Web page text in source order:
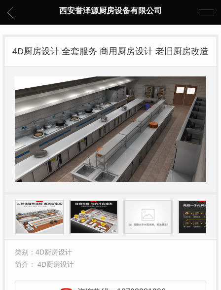
西安誉泽源厨房设备有限公司
4D厨房设计 全套服务 商用厨房设计 老旧厨房改造
类别：4D厨房设计
简介： 4D厨房设计